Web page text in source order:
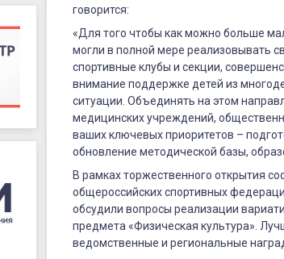
говорится:
«Для того чтобы как можно больше
могли в полной мере реализовывать
спортивные клубы и секции,
внимание поддержке детей из
ситуации. Объединять на этом
медицинских учреждений,
ваших ключевых приоритетов –
обновление методической базы,
В рамках торжественного открытия
общероссийских спортивных
обсудили вопросы реализации
предмета «Физическая культура».
ведомственные и региональные